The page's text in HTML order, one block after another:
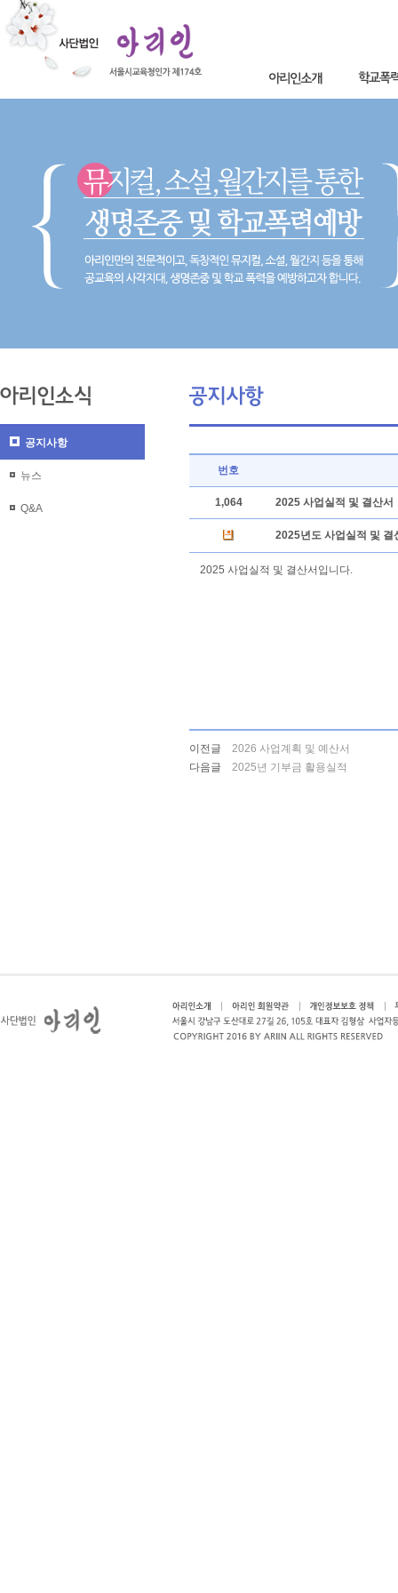
공지사항
뉴스
Q&A
번호
1,064 2025 사업실적 및 결산서
2025년도 사업실적 및 결
2025 사업실적 및 결산서입니다.
이전글
2026 사업계획 및 예산서
다음글
2025년 기부금 활용실적